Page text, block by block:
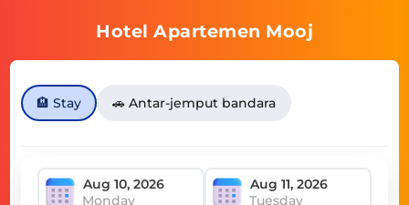
Hotel Apartemen Mooj
🏨 Stay 🚗 Antar-jemput bandara
Monday Tuesday